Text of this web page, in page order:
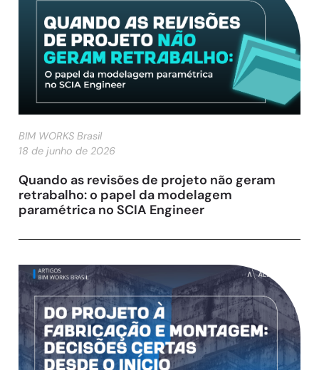
Quando as revisões de projeto não geram
retrabalho: o papel da modelagem
paramétrica no SCIA Engineer
BIM WORKS Brasil
18 de junho de 2026